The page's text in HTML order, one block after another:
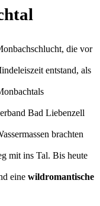
die vor
entstand, als
Bad Liebenzell
brachten
mit ins Tal. Bis heute
eine wildromantische